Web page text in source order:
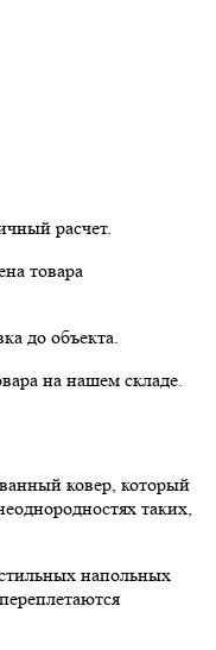
расчет.
товара
до объекта.
на нашем складе.
ковер, который
таких,
напольных